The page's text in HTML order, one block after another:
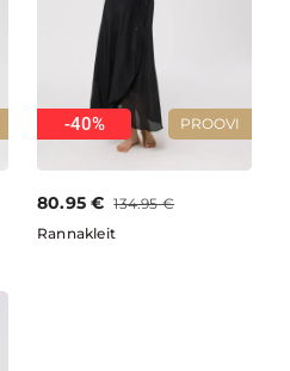
PROOVI
-40%
80.95 € 134.95 €
Rannakleit